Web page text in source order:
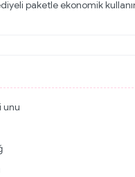
paketle ekonomik
unu